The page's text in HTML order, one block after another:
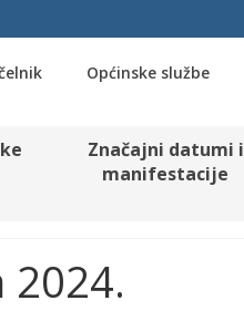
Općinske službe
Značajni datumi i
manifestacije
2024.